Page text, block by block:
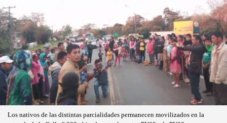
Los nativos de las distintas parcialidades permanecen movilizados en la